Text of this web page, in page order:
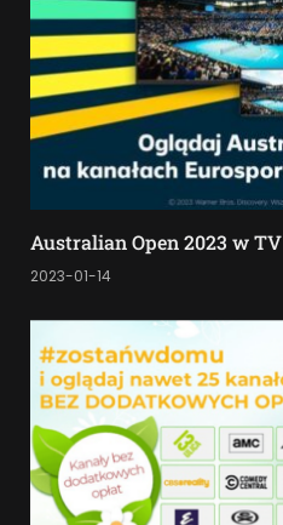
Australian Open 2023 w TV
2023-01-14